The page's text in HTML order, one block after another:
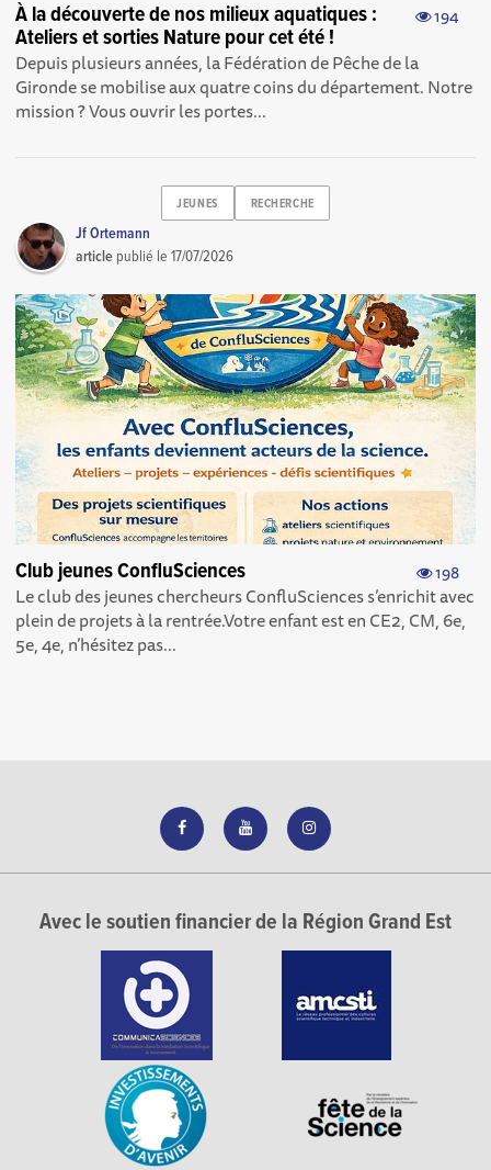
194
À la découverte de nos milieux aquatiques :
Ateliers et sorties Nature pour cet été !
Depuis plusieurs années, la Fédération de Pêche de la
Gironde se mobilise aux quatre coins du département. Notre
mission ? Vous ouvrir les portes...
JEUNES RECHERCHE
Jf Ortemann
article publié le17/07/2026
198
Club jeunes ConfluSciences
Le club des jeunes chercheurs ConfluSciences s’enrichit avec
plein de projets à la rentrée.Votre enfant est en CE2, CM, 6e,
5e, 4e, n’hésitez pas...
Avec le soutien financier de la Région Grand Est